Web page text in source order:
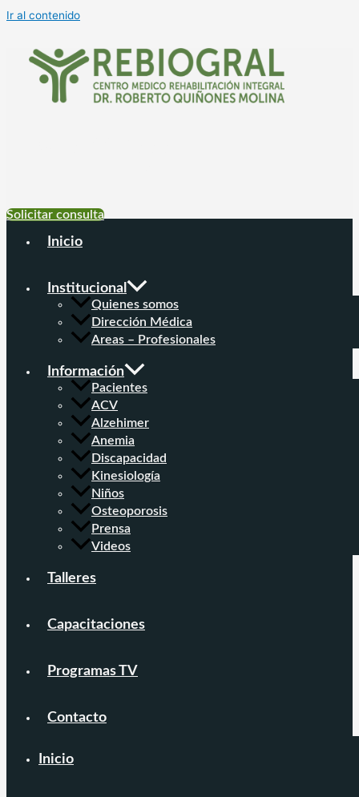
Ir al contenido
Solicitar consulta
Inicio
Institucional
Quienes somos
Dirección Médica
Areas – Profesionales
Información
Pacientes
ACV
Alzehimer
Anemia
Discapacidad
Kinesiología
Niños
Osteoporosis
Prensa
Videos
Talleres
Capacitaciones
Programas TV
Contacto
Inicio